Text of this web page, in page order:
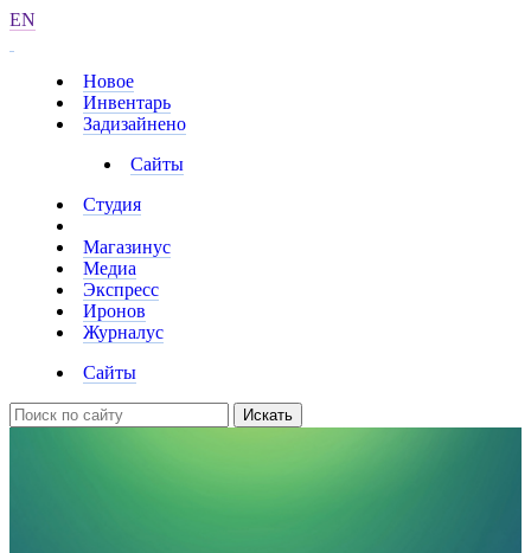
EN
Новое
Инвентарь
Задизайнено
Сайты
Студия
Магазинус
Медиа
Экспресс
Иронов
Журналус
Сайты
Искать